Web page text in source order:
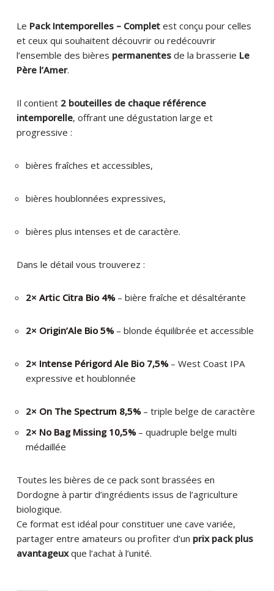
Le Pack Intemporelles – Completest conçu pour celles
et ceux qui souhaitent découvrir ou redécouvrir
l’ensemble des bières permanentesde la brasserie Le
Père l’Amer.
Il contient 2 bouteilles de chaque référence
intemporelle, offrant une dégustation large et
progressive :
bières fraîches et accessibles,
bières houblonnées expressives,
bières plus intenses et de caractère.
Dans le détail vous trouverez :
2× Artic Citra Bio 4%– bière fraîche et désaltérante
2× Origin’Ale Bio 5%– blonde équilibrée et accessible
2× Intense Périgord Ale Bio 7,5%– West Coast IPA
expressive et houblonnée
2× On The Spectrum 8,5%– triple belge de caractère
2× No Bag Missing 10,5% – quadruple belge multi
médaillée
Toutes les bières de ce pack sont brassées en
Dordogne à partir d’ingrédients issus de l’agriculture
biologique.
Ce format est idéal pour constituer une cave variée,
partager entre amateurs ou profiter d’un prix pack plus
avantageuxque l’achat à l’unité.